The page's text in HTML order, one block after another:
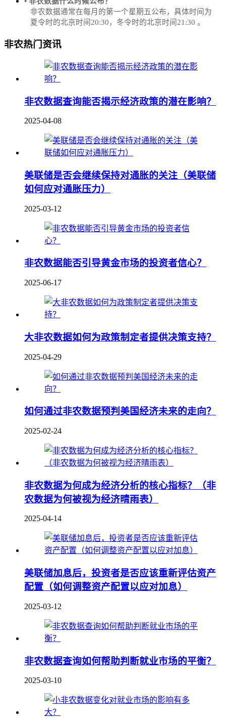
‌非农数据通常在每月的第一个星期五公布，具体时间为
夏令时的北京时间20:30，冬令时的北京时间21:30‌‌ 。
非农热门资讯
非农数据查询能否揭示经济政策的潜在影响？
2025-04-08
美联储是否会继续保持对通胀的关注（美联储
如何应对通胀压力）
2025-03-12
非农数据能否引导黄金市场的投资者信心？
2025-06-17
大非农数据如何为政策制定者提供决策支持？
2025-04-29
如何通过非农数据预判美国经济未来的走向？
2025-02-24
非农数据为何成为经济分析的核心指标？（非
农数据为何被视为经济晴雨表）
2025-04-14
美联储加息后，投资者是否应该重新评估资产
配置（如何调整资产配置以应对加息）
2025-03-12
非农数据查询如何帮助判断就业市场的平衡？
2025-03-10